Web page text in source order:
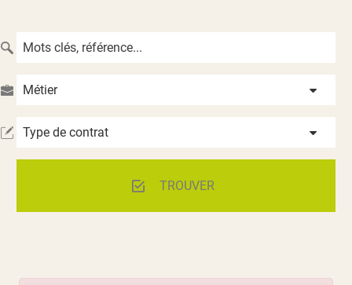
Métier
Type de contrat
TROUVER